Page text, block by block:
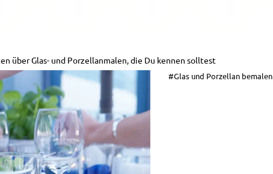
über Glas- und Porzellanmalen, die Du kennen solltest
#Glas und Porzellan bemalen